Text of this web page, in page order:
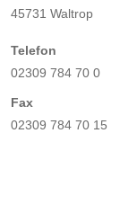
45731 Waltrop
Telefon
02309 784 70 0
Fax
02309 784 70 15